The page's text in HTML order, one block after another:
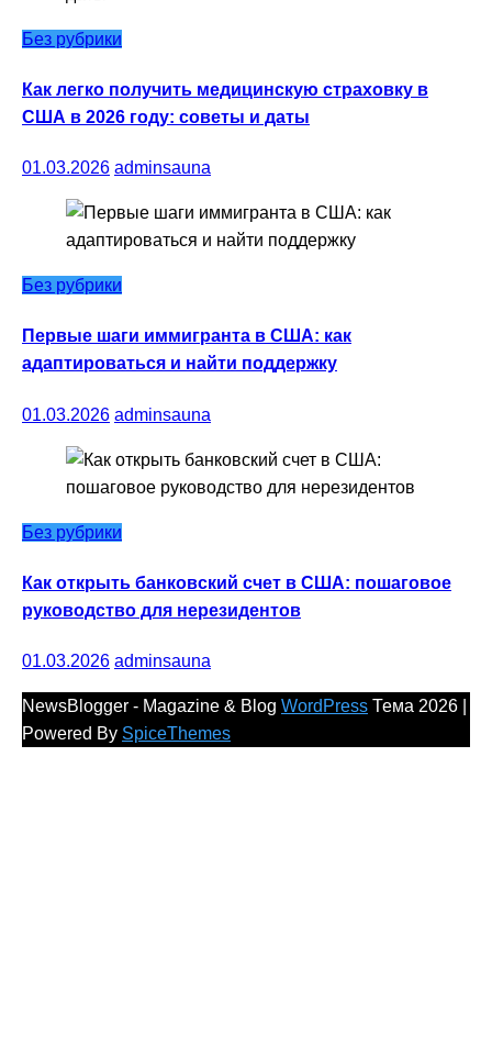
Без рубрики
Как легко получить медицинскую страховку в
США в 2026 году: советы и даты
01.03.2026 adminsauna
Без рубрики
Первые шаги иммигранта в США: как
адаптироваться и найти поддержку
01.03.2026 adminsauna
Без рубрики
Как открыть банковский счет в США: пошаговое
руководство для нерезидентов
01.03.2026 adminsauna
NewsBlogger - Magazine & Blog WordPress Тема 2026 |
Powered By SpiceThemes